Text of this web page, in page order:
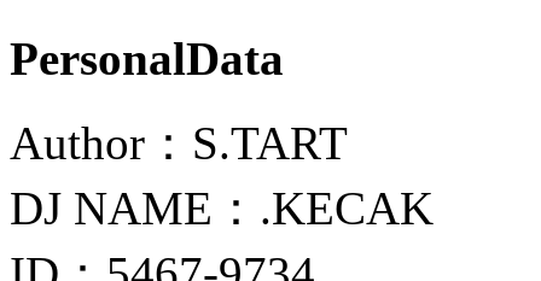
PersonalData
Author：S.TART
DJ NAME：.KECAK